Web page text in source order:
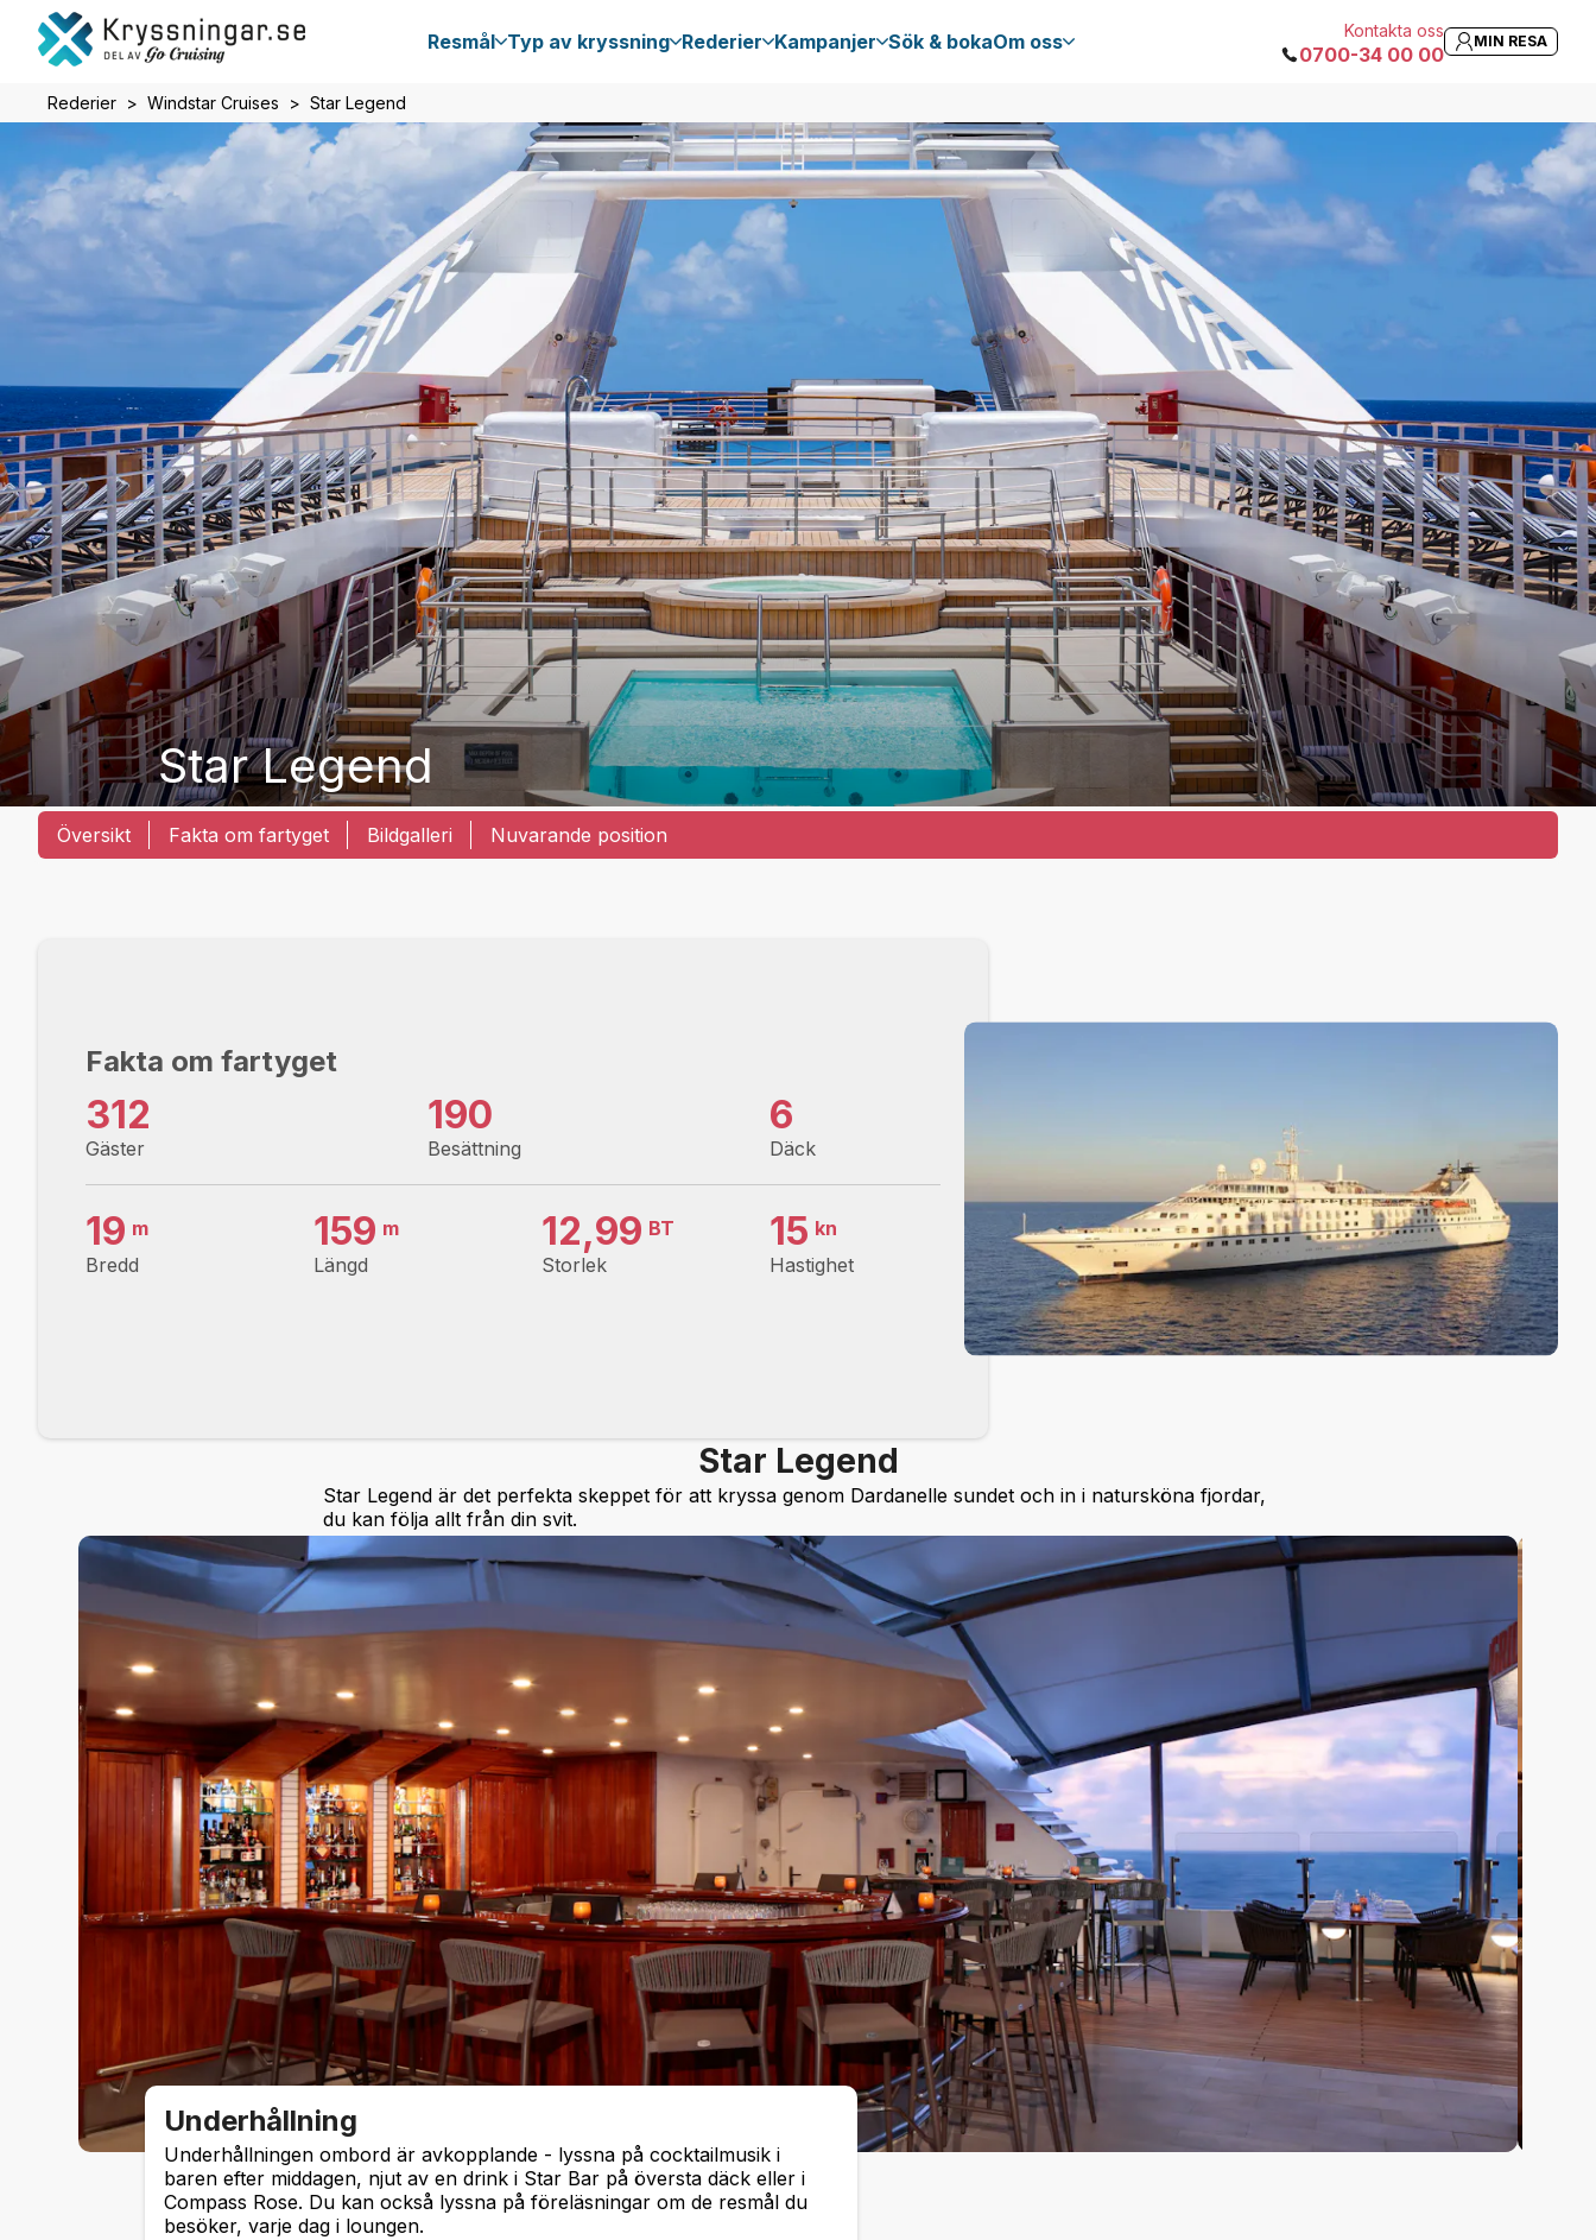
Resmål Typ av kryssning Rederier Kampanjer Sök & bokaOm oss Kontakta oss
0700-34 00 00
MIN RESA
Rederier Windstar Cruises Star Legend
Star Legend
Översikt Fakta om fartyget Bildgalleri Nuvarande position
Fakta om fartyget
Gäster
312
Besättning
190
Däck
6
Bredd
19 m
Längd
159 m
Storlek
12,99 BT
Hastighet
15 kn
Star Legend
Star Legend är det perfekta skeppet för att kryssa genom Dardanelle sundet och in i natursköna fjordar,
du kan följa allt från din svit.
Underhållning
Underhållningen ombord är avkopplande - lyssna på cocktailmusik i
baren efter middagen, njut av en drink i Star Bar på översta däck eller i
Compass Rose. Du kan också lyssna på föreläsningar om de resmål du
besöker, varje dag i loungen.